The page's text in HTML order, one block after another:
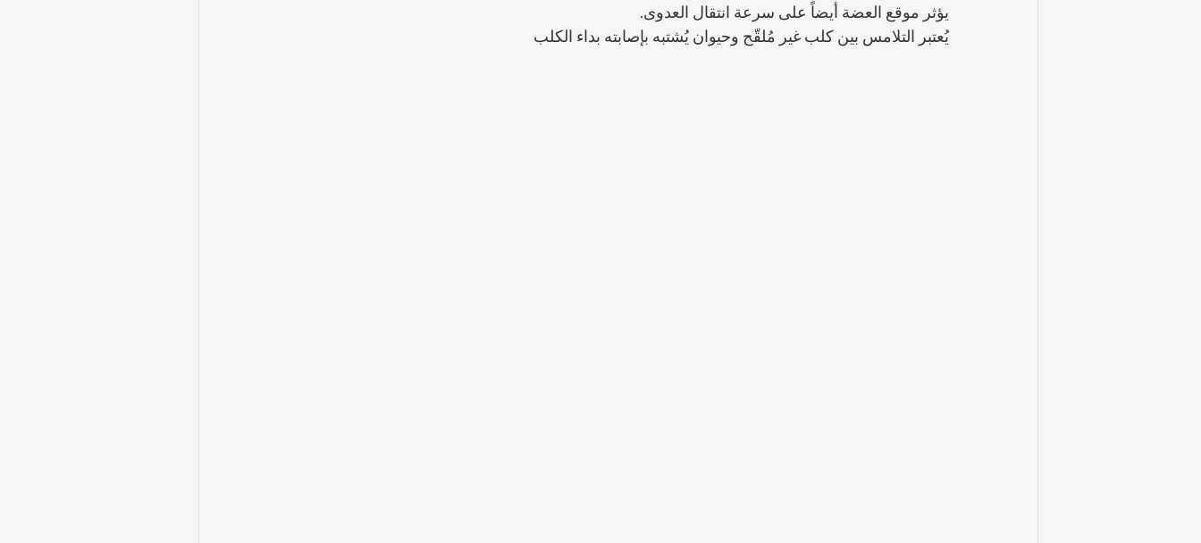
يؤثر موقع العضة أيضاً على سرعة انتقال العدوى.
يُعتبر التلامس بين كلب غير مُلقّح وحيوان يُشتبه بإصابته بداء الكلب